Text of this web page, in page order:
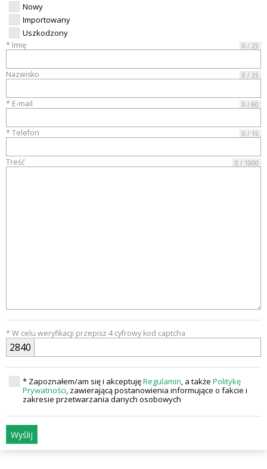
Nowy
Importowany
Uszkodzony
* Imię 0 / 25
Nazwisko 0 / 25
* E-mail 0 / 60
* Telefon 0 / 15
Treść 0 / 1000
* W celu weryfikacji przepisz 4 cyfrowy kod captcha
2840
* Zapoznałem/am się i akceptujęRegulamin, a także Politykę
Prywatności, zawierającą postanowienia informujące o fakcie i
zakresie przetwarzania danych osobowych
Wyślij
EWCARS.PL